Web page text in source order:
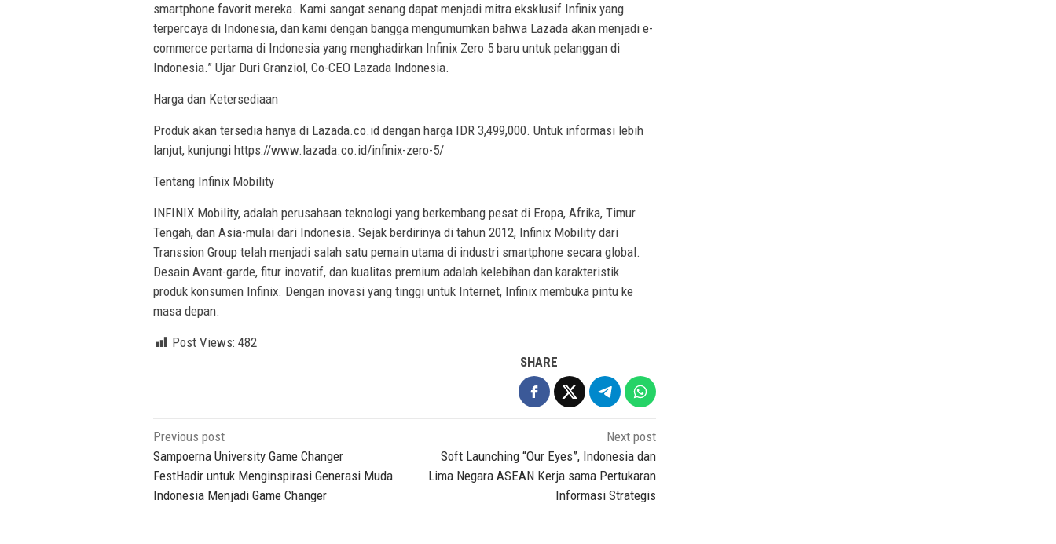
smartphone favorit mereka. Kami sangat senang dapat menjadi mitra eksklusif Infinix yang
terpercaya di Indonesia, dan kami dengan bangga mengumumkan bahwa Lazada akan menjadi e-
commerce pertama di Indonesia yang menghadirkan Infinix Zero 5 baru untuk pelanggan di
Indonesia.” Ujar Duri Granziol, Co-CEO Lazada Indonesia.
Harga dan Ketersediaan
Produk akan tersedia hanya di Lazada.co.id dengan harga IDR 3,499,000. Untuk informasi lebih
lanjut, kunjungi https://www.lazada.co.id/infinix-zero-5/
Tentang Infinix Mobility
INFINIX Mobility, adalah perusahaan teknologi yang berkembang pesat di Eropa, Afrika, Timur
Tengah, dan Asia-mulai dari Indonesia. Sejak berdirinya di tahun 2012, Infinix Mobility dari
Transsion Group telah menjadi salah satu pemain utama di industri smartphone secara global.
Desain Avant-garde, fitur inovatif, dan kualitas premium adalah kelebihan dan karakteristik
produk konsumen Infinix. Dengan inovasi yang tinggi untuk Internet, Infinix membuka pintu ke
masa depan.
Post Views: 482
SHARE
Post
navigation
Previous post
Sampoerna University Game Changer
FestHadir untuk Menginspirasi Generasi Muda
Indonesia Menjadi Game Changer
Next post
Soft Launching “Our Eyes”, Indonesia dan
Lima Negara ASEAN Kerja sama Pertukaran
Informasi Strategis